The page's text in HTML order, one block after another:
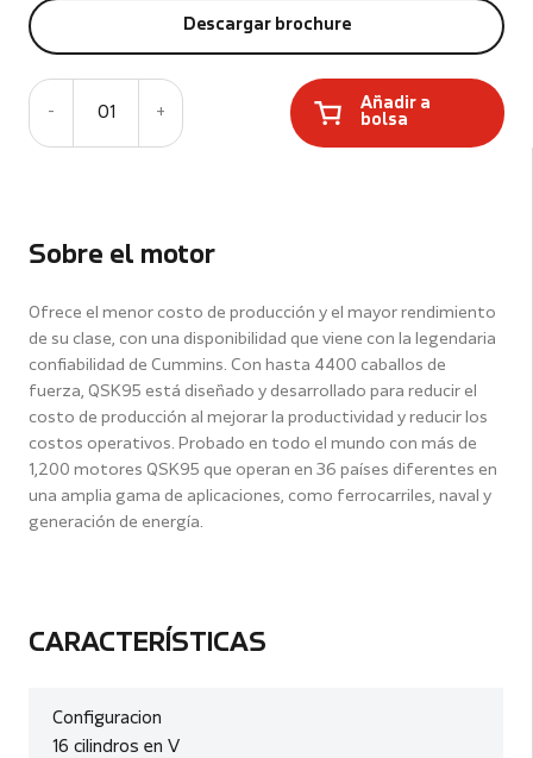
Sobre el motor
Ofrece el menor costo de producción y el mayor rendimiento
de su clase, con una disponibilidad que viene con la legendaria
confiabilidad de Cummins. Con hasta 4400 caballos de
fuerza, QSK95 está diseñado y desarrollado para reducir el
costo de producción al mejorar la productividad y reducir los
costos operativos. Probado en todo el mundo con más de
1,200 motores QSK95 que operan en 36 países diferentes en
una amplia gama de aplicaciones, como ferrocarriles, naval y
generación de energía.
CARACTERÍSTICAS
Configuracion
16 cilindros en V
Descargar brochure
- 01 +
Añadir a
bolsa